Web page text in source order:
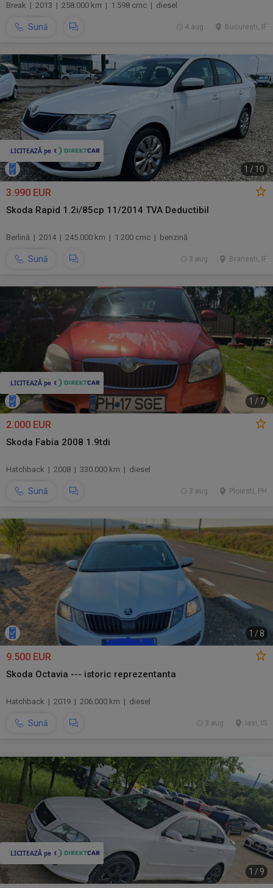
Break | 2013 | 258.000 km | 1.598 cmc | diesel
Sună Bucuresti, IF
4 aug.
1 /10
3.990 EUR
Skoda Rapid 1.2i/85cp 11/2014 TVA Deductibil
Berlină | 2014 | 245.000 km | 1.200 cmc | benzină
Sună Branesti, IF
3 aug.
1 / 7
2.000 EUR
Skoda Fabia 2008 1.9tdi
Hatchback | 2008 | 330.000 km | diesel
Sună Ploiesti, PH
3 aug.
1 /8
9.500 EUR
Skoda Octavia --- istoric reprezentanta
Hatchback | 2019 | 206.000 km | diesel
Sună Iasi, IS
3 aug.
1 / 9